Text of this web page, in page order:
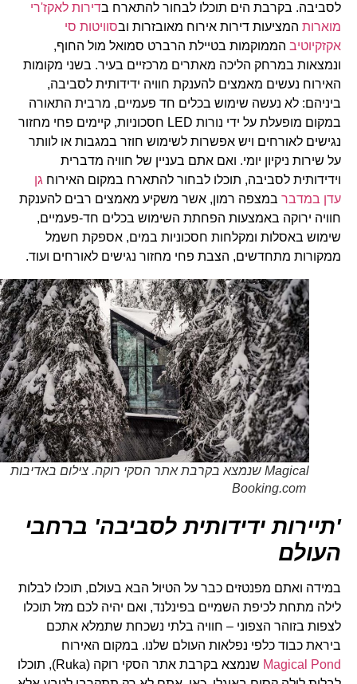
לסביבה. בקרבת הים תוכלו לבחור להתארח בדירות לאקז'רי
מוארותהמציעות דירות אירוח מאובזרות ובסוויטות סי
אקזקיוטיבהממוקמות בטיילת הרברט סמואל מול החוף,
ונמצאות במרחק הליכה מאתרים מרכזיים בעיר. בשני מקומות
האירוח נעשים מאמצים להענקת חוויה ידידותית לסביבה,
ביניהם: לא נעשה שימוש בכלים חד פעמיים, מרבית התאורה
במקום מופעלת על ידי נורות LED חסכוניות, קיימים פחי מחזור
נגישים לאורחים ויש אפשרות לשימוש חוזר במגבות או לוותר
על שירות ניקיון יומי. ואם אתם בעניין של חוויה מדברית
וידידותית לסביבה, תוכלו לבחור להתארח במקום האירוחגן
עדן במדברבמצפה רמון, אשר משקיע מאמצים רבים להענקת
חוויה ירוקה באמצעות הפחתת השימוש בכלים חד-פעמיים,
שימוש באסלות ומקלחות חסכוניות במים, אספקת חשמל
ממקורות מתחדשים, הצבת פחי מחזור נגישים לאורחים ועוד.
Magical שנמצא בקרבת אתר הסקי רוקה. צילום באדיבות
'תיירות ידידותית לסביבה'ברחבי
העולם
במידה ואתם מפנטזים כבר על הטיול הבא בעולם, תוכלו לבלות
לילה מתחת לכיפת השמיים בפינלנד, ואם יהיה לכם מזל תוכלו
לצפות בזוהר הצפוני – חוויה בלתי נשכחת שתמלא אתכם
ביראת כבוד כלפי נפלאות העולם שלנו. במקום האירוח
Magical Pond
שנמצא בקרבת אתר הסקי רוקה (Ruka), תוכלו